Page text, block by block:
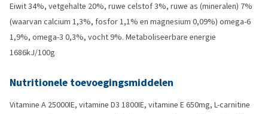
Eiwit 34%, vetgehalte 20%, ruwe celstof 3%, ruwe as (mineralen) 7%
(waarvan calcium 1,3%, fosfor 1,1% en magnesium 0,09%) omega-6
1,9%, omega-3 0,3%, vocht 9%. Metaboliseerbare energie
1686kJ/100g
Nutritionele toevoegingsmiddelen
Vitamine A 25000IE, vitamine D3 1800IE, vitamine E 650mg, L-carnitine